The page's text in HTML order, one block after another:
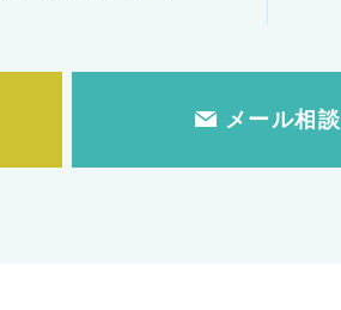
メール相談